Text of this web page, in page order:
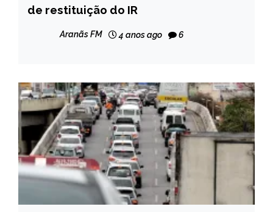
NOTÍCIAS
de restituição do IR
Aranãs FM 4 anos ago 6